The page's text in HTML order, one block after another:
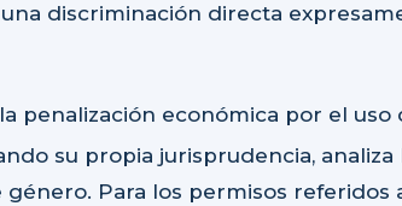
discriminación directa
penalización económica por el uso
su propia jurisprudencia, analiza
Para los permisos referidos